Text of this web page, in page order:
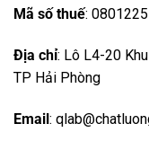
Mã số thuế:
Địa chỉ: Lô L4-20
TP Hải Phòng
Email: